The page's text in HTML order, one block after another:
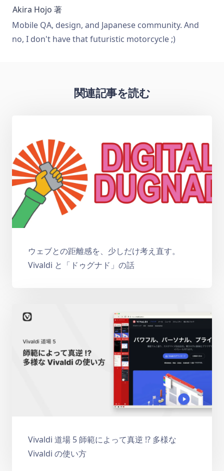
Akira Hojo 著
Mobile QA, design, and Japanese community. And
no, I don't have that futuristic motorcycle ;)
関連記事を読む
ウェブとの距離感を、少しだけ考え直す。
Vivaldi と「ドゥグナド」の話
Vivaldi 道場 5 師範によって真逆 !? 多様な
Vivaldi の使い方